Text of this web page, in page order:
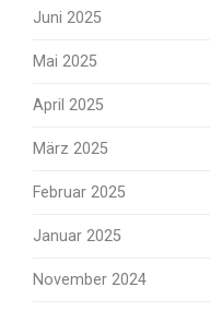
Juni 2025
Mai 2025
April 2025
März 2025
Februar 2025
Januar 2025
November 2024